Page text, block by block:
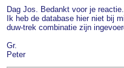
Dag Jos. Bedankt voor je reactie.
Ik heb de database hier niet bij
duw-trek combinatie zijn
Gr.
Peter